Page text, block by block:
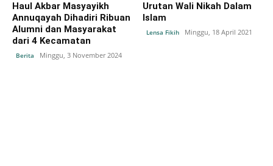
Haul Akbar Masyayikh
Annuqayah Dihadiri Ribuan
Alumni dan Masyarakat
dari 4 Kecamatan
Berita Minggu, 3 November 2024
Urutan Wali Nikah Dalam
Islam
Lensa Fikih Minggu, 18 April 2021